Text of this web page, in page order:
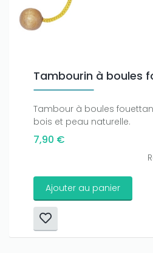
Tambourin à boules
Tambour à boules
bois et peau naturelle.
7,90 €
Ajouter au panier